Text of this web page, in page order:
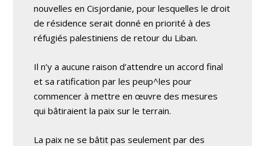
nouvelles en Cisjordanie, pour lesquelles le droit
de résidence serait donné en priorité à des
réfugiés palestiniens de retour du Liban.
Il n’y a aucune raison d’attendre un accord final
et sa ratification par les peup^les pour
commencer à mettre en œuvre des mesures
qui bâtiraient la paix sur le terrain.
La paix ne se bâtit pas seulement par des